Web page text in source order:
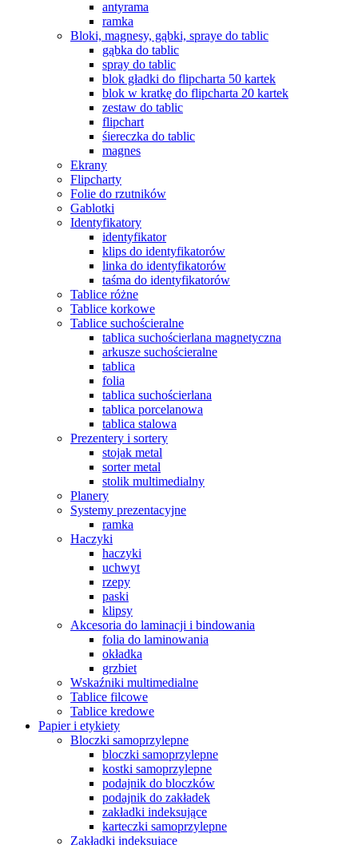
antyrama
ramka
Bloki, magnesy, gąbki, spraye do tablic
gąbka do tablic
spray do tablic
blok gładki do flipcharta 50 kartek
blok w kratkę do flipcharta 20 kartek
zestaw do tablic
flipchart
śiereczka do tablic
magnes
Ekrany
Flipcharty
Folie do rzutników
Gablotki
Identyfikatory
identyfikator
klips do identyfikatorów
linka do identyfikatorów
taśma do identyfikatorów
Tablice różne
Tablice korkowe
Tablice suchościeralne
tablica suchościerlana magnetyczna
arkusze suchościeralne
tablica
folia
tablica suchościerlana
tablica porcelanowa
tablica stalowa
Prezentery i sortery
stojak metal
sorter metal
stolik multimedialny
Planery
Systemy prezentacyjne
ramka
Haczyki
haczyki
uchwyt
rzepy
paski
klipsy
Akcesoria do laminacji i bindowania
folia do laminowania
okładka
grzbiet
Wskaźniki multimedialne
Tablice filcowe
Tablice kredowe
Papier i etykiety
Bloczki samoprzylepne
bloczki samoprzylepne
kostki samoprzylepne
podajnik do bloczków
podajnik do zakładek
zakładki indeksujące
karteczki samoprzylepne
Zakładki indeksujące